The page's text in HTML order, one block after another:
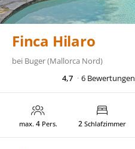
Finca Hilaro
bei Buger (Mallorca Nord)
4,7
6 Bewertungen
max. 4Pers. 2Schlafzimmer